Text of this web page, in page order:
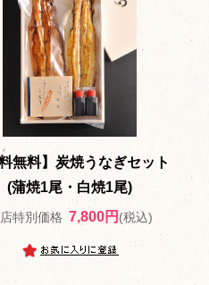
料無料】炭焼うなぎセット
(蒲焼1尾・白焼1尾)
特別価格 7,800円 (税込)